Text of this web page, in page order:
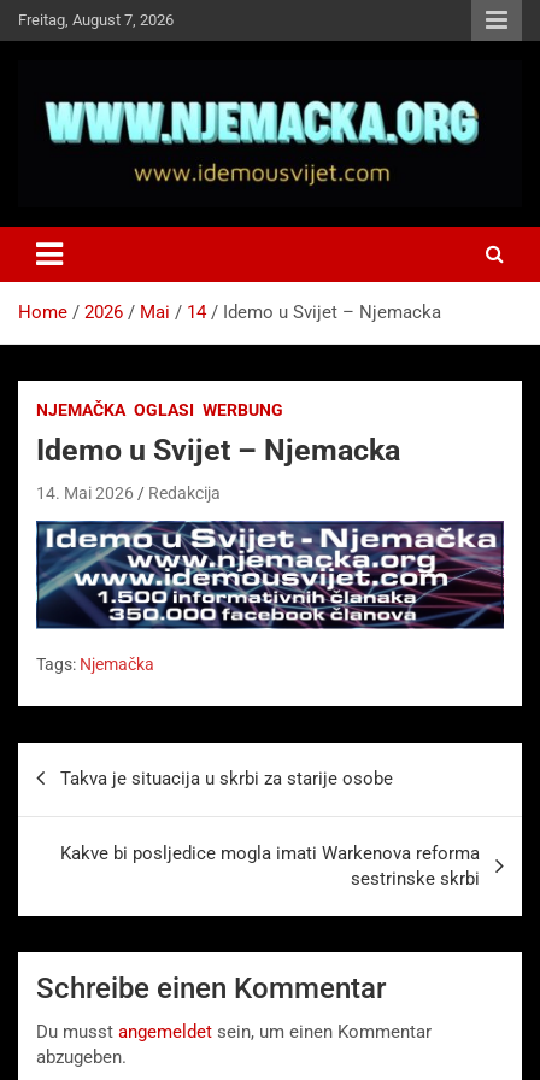
Skip
to
Freitag, August 7, 2026
Idemo u Svijet-Njemacka!
Home 2026 Mai 14 Idemo u Svijet – Njemacka
NJEMAČKA OGLASI WERBUNG
Idemo u Svijet – Njemacka
14. Mai 2026 Redakcija
Tags: Njemačka
Takva je situacija u skrbi za starije osobe
Kakve bi posljedice mogla imati Warkenova reforma
sestrinske skrbi
Schreibe einen Kommentar
Du musst angemeldet sein, um einen Kommentar
abzugeben.